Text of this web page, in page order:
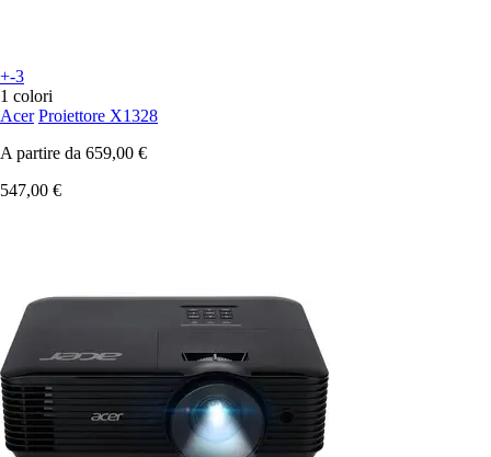
+-3
1 colori
Acer Proiettore X1328
A partire da 659,00 €
547,00 €